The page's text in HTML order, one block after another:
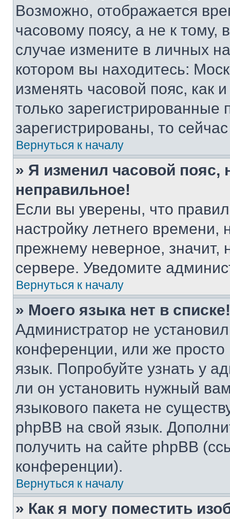
Возможно, отображается
часовому поясу, а не к тому,
случае измените в личных
котором вы находитесь:
изменять часовой пояс, как
только
зарегистрированы, то
Вернуться к началу
» Я изменил часовой пояс,
неправильное!
Если вы уверены, что
настройку летнего
прежнему неверное, значит,
сервере. Уведомите
Вернуться к началу
» Моего языка нет в списке!
Администратор не
конференции, или же
язык. Попробуйте узнать у
ли он установить нужный
языкового пакета не
phpBB на свой язык.
получить на сайте phpBB
конференции).
Вернуться к началу
» Как я могу поместить